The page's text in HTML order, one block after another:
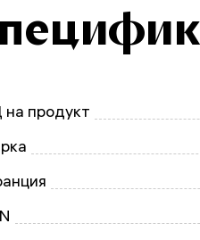
продукт